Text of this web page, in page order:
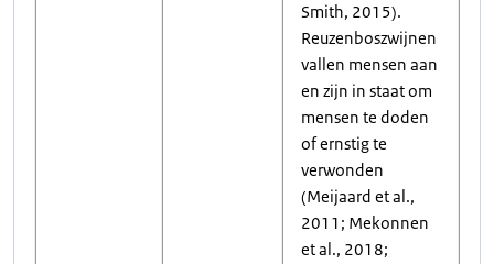
Smith, 2015).
Reuzenboszwijnen
vallen mensen aan
en zijn in staat om
mensen te doden
of ernstig te
verwonden
(Meijaard et al.,
2011; Mekonnen
et al., 2018;